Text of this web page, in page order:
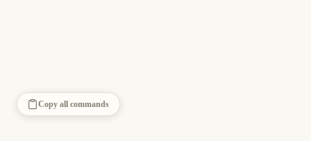
Copy all commands